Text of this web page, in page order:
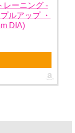
レーニング -
ルアップ ・
DIA)